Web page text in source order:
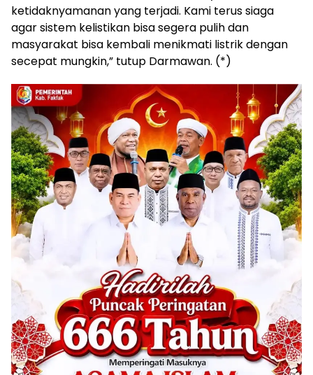
ketidaknyamanan yang terjadi. Kami terus siaga
agar sistem kelistikan bisa segera pulih dan
masyarakat bisa kembali menikmati listrik dengan
secepat mungkin,” tutup Darmawan. (*)